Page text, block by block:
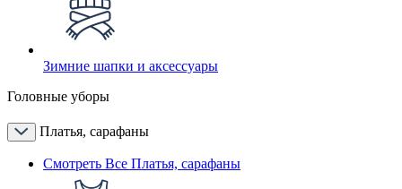
Зимние шапки и аксессуары
Головные уборы
Платья, сарафаны
Смотреть Все Платья, сарафаны